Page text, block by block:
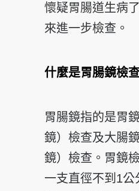
懷疑胃腸道生病
來進一步檢查。
什麼是胃腸鏡檢
胃腸鏡指的是胃
鏡）檢查及大腸
鏡）檢查。胃鏡
一支直徑不到1公